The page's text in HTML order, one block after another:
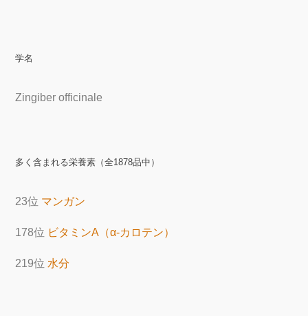
学名
Zingiber officinale
多く含まれる栄養素（全1878品中）
23位 マンガン
178位 ビタミンA（α-カロテン）
219位 水分